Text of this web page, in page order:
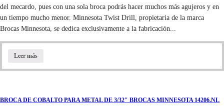
del mecardo, pues con una sola broca podrás hacer muchos más agujeros y en
un tiempo mucho menor. Minnesota Twist Drill, propietaria de la marca
Brocas Minnesota, se dedica exclusivamente a la fabricación...
Leer más
BROCA DE COBALTO PARA METAL DE 3/32″ BROCAS MINNESOTA 14206.NL